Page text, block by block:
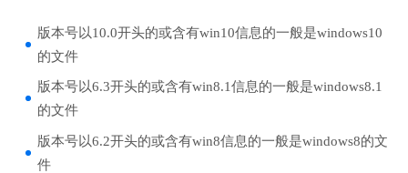
版本号以10.0开头的或含有win10信息的一般是windows10
的文件
版本号以6.3开头的或含有win8.1信息的一般是windows8.1
的文件
版本号以6.2开头的或含有win8信息的一般是windows8的文
件